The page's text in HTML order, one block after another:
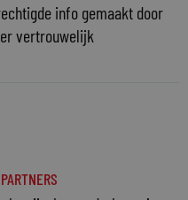
info gemaakt door
vertrouwelijk